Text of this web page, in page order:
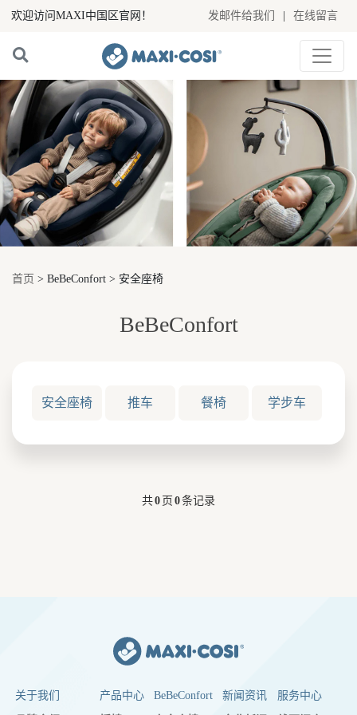
欢迎访问MAXI中国区官网！ 发邮件给我们 在线留言
首页 > BeBeConfort > 安全座椅
BeBeConfort
安全座椅 推车 餐椅 学步车
共0 页 0条记录
关于我们 产品中心 BeBeConfort 新闻资讯 服务中心